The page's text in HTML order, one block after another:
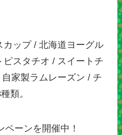
ップ / 北海道ヨーグル
ピスタチオ / スイートチ
家製ラムレーズン / チ
類。
ーンを開催中！